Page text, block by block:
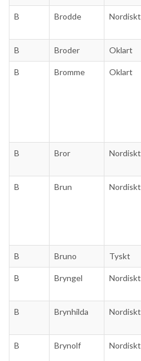
B Brodde Nordiskt
B Broder Oklart
B Bromme Oklart
B Bror Nordiskt
B Brun Nordiskt
B Bruno Tyskt
B Bryngel Nordiskt
B Brynhilda Nordiskt
B Brynolf Nordiskt